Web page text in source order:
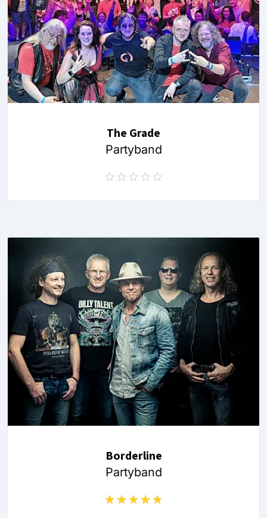
The Grade
Partyband
Borderline
Partyband